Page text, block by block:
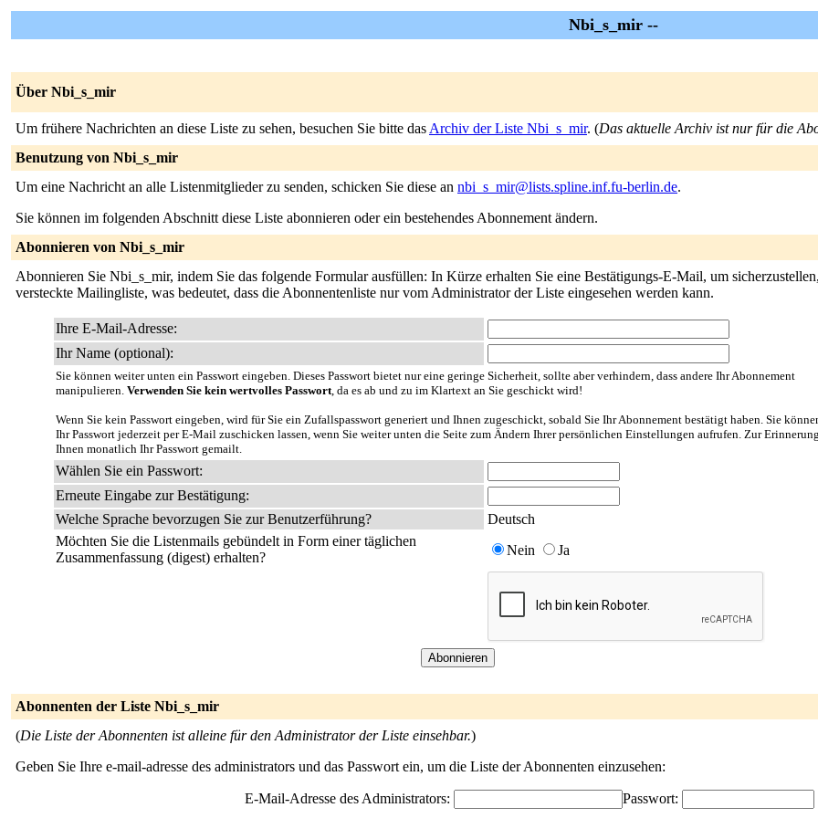
Nbi_s_mir --
Über Nbi_s_mir
Um frühere Nachrichten an diese Liste zu sehen, besuchen Sie bitte das Archiv der Liste Nbi_s_mir. (Das aktuelle Archiv ist nur für die
Benutzung von Nbi_s_mir
Um eine Nachricht an alle Listenmitglieder zu senden, schicken Sie diese an nbi_s_mir@lists.spline.inf.fu-berlin.de.
Sie können im folgenden Abschnitt diese Liste abonnieren oder ein bestehendes Abonnement ändern.
Abonnieren von Nbi_s_mir
Abonnieren Sie Nbi_s_mir, indem Sie das folgende Formular ausfüllen: In Kürze erhalten Sie eine Bestätigungs-E-Mail, um
versteckte Mailingliste, was bedeutet, dass die Abonnentenliste nur vom Administrator der Liste eingesehen werden kann.
Ihre E-Mail-Adresse:
Ihr Name (optional):
Sie können weiter unten ein Passwort eingeben. Dieses Passwort bietet nur eine geringe Sicherheit, sollte aber verhindern, dass andere Ihr Abonnement
manipulieren. Verwenden Sie kein wertvolles Passwort, da es ab und zu im Klartext an Sie geschickt wird!
Wenn Sie kein Passwort eingeben, wird für Sie ein Zufallspasswort generiert und Ihnen zugeschickt, sobald Sie Ihr Abonnement bestätigt haben. Sie
Ihr Passwort jederzeit per E-Mail zuschicken lassen, wenn Sie weiter unten die Seite zum Ändern Ihrer persönlichen Einstellungen aufrufen. Zur
Ihnen monatlich Ihr Passwort gemailt.
Wählen Sie ein Passwort:
Erneute Eingabe zur Bestätigung:
Welche Sprache bevorzugen Sie zur Benutzerführung?
Deutsch
Möchten Sie die Listenmails gebündelt in Form einer täglichen
Zusammenfassung (digest) erhalten?
Nein Ja
Abonnenten der Liste Nbi_s_mir
(Die Liste der Abonnenten ist alleine für den Administrator der Liste einsehbar.)
Geben Sie Ihre e-mail-adresse des administrators und das Passwort ein, um die Liste der Abonnenten einzusehen:
E-Mail-Adresse des Administrators: Passwort: